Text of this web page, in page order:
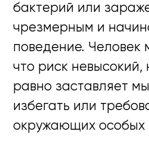
бактерий или
чрезмерным и
поведение. Человек
что риск невысокий,
равно заставляет
избегать или
окружающих особых